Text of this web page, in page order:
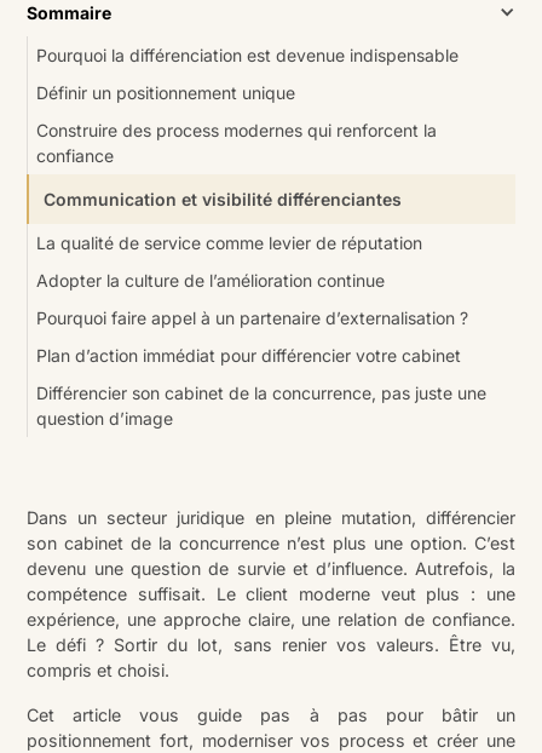
Sommaire
Pourquoi la différenciation est devenue indispensable
Définir un positionnement unique
Construire des process modernes qui renforcent la
confiance
Communication et visibilité différenciantes
La qualité de service comme levier de réputation
Adopter la culture de l’amélioration continue
Pourquoi faire appel à un partenaire d’externalisation ?
Plan d’action immédiat pour différencier votre cabinet
Différencier son cabinet de la concurrence, pas juste une
question d’image
Dans un secteur juridique en pleine mutation, différencier
son cabinet de la concurrence n’est plus une option. C’est
devenu une question de survie et d’influence. Autrefois, la
compétence suffisait. Le client moderne veut plus : une
expérience, une approche claire, une relation de confiance.
Le défi ? Sortir du lot, sans renier vos valeurs. Être vu,
compris et choisi.
Cet article vous guide pas à pas pour bâtir un
positionnement fort, moderniser vos process et créer une